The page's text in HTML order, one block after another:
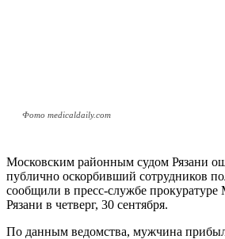
Фото medicaldaily.com
Московским районным судом Рязани
публично оскорбивший сотрудников
сообщили в пресс-службе прокуратуре
Рязани в четверг, 30 сентября.
По данным ведомства, мужчина